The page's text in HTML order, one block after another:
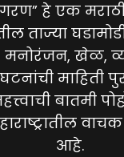
हे एक
ताज्या
खेळ,
घटनांची माहिती
बातमी
वाचक
आहे.